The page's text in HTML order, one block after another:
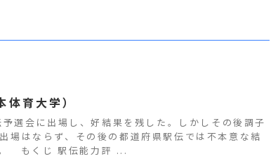
育大学）
選会に出場し、好結果を残した。しかしその後調子
場はならず、その後の都道府県駅伝では不本意な結
もくじ 駅伝能力評 ...